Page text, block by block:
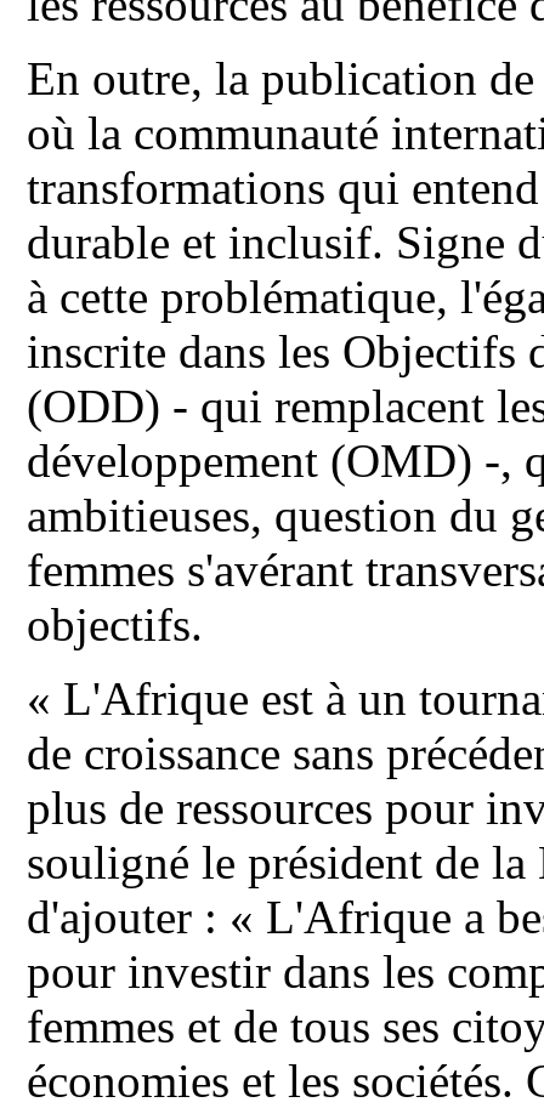
En outre, la publication
où la communauté
transformations qui
durable et inclusif. Signe
à cette problématique,
inscrite dans les Objectifs
(ODD) - qui remplacent
développement (OMD) -,
ambitieuses, question du
femmes s'avérant
objectifs.
« L'Afrique est à un
de croissance sans
plus de ressources pour
souligné le président de
d'ajouter : « L'Afrique a
pour investir dans les
femmes et de tous ses
économies et les